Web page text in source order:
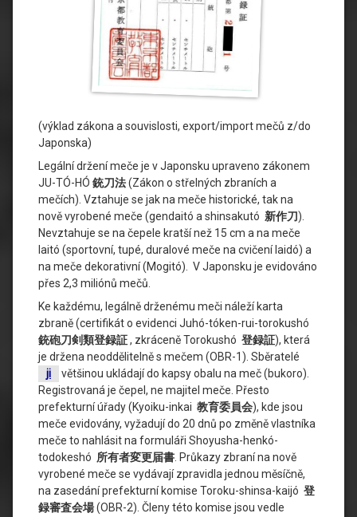
(výklad zákona a souvislosti, export/import mečů z/do
Japonska)
Legální držení meče je v Japonsku upraveno zákonem
JU-TÓ-HÓ 銃刀法(Zákon o střelných zbraních a
mečích). Vztahuje se jak na meče historické, tak na
nově vyrobené meče (gendaitó a shinsakutó 新作刀).
Nevztahuje se na čepele kratší než 15 cm a na meče
Iaitó (sportovní, tupé, duralové meče na cvičení Iaidó) a
na meče dekorativní (Mogitó). V Japonsku je evidováno
přes 2,3 miliónů mečů.
Ke každému, legálně drženému meči náleží karta
zbraně (certifikát o evidenci Juhó-tóken-rui-torokushó
銃砲刀剣類登録証, zkráceně Torokushó 登録証), která
je držena neoddělitelně s mečem (OBR-1). Sběratelé
ji
většinou ukládají do kapsy obalu na meč (bukoro).
Registrovaná je čepel, ne majitel meče. Přesto
prefekturní úřady (Kyoiku-inkai 教育委員会), kde jsou
meče evidovány, vyžadují do 20 dnů po změně vlastníka
meče to nahlásit na formuláři Shoyusha-henkó-
todokeshó 所有者変更届書. Průkazy zbraní na nově
vyrobené meče se vydávají zpravidla jednou měsíčně,
na zasedání prefekturní komise Toroku-shinsa-kaijó 登
録審査会場(OBR-2). Členy této komise jsou vedle